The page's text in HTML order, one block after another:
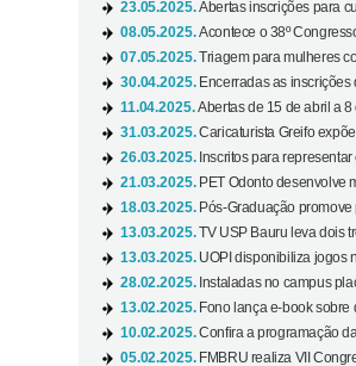
23.05.2025.Abertas inscrições para
08.05.2025.Acontece o 38º
07.05.2025.Triagem para mulheres
30.04.2025. Encerradas as inscrições
11.04.2025.Abertas de 15 de abril a
31.03.2025.Caricaturista Greifo
26.03.2025. Inscritos para
21.03.2025. PET Odonto desenvolve
18.03.2025. Pós-Graduação
13.03.2025.TV USP Bauru leva dois
13.03.2025. UOPI disponibiliza jogos
28.02.2025. Instaladas no campus
13.02.2025. Fono lança e-book sobre
10.02.2025.Confira a programação
05.02.2025. FMBRU realiza VII